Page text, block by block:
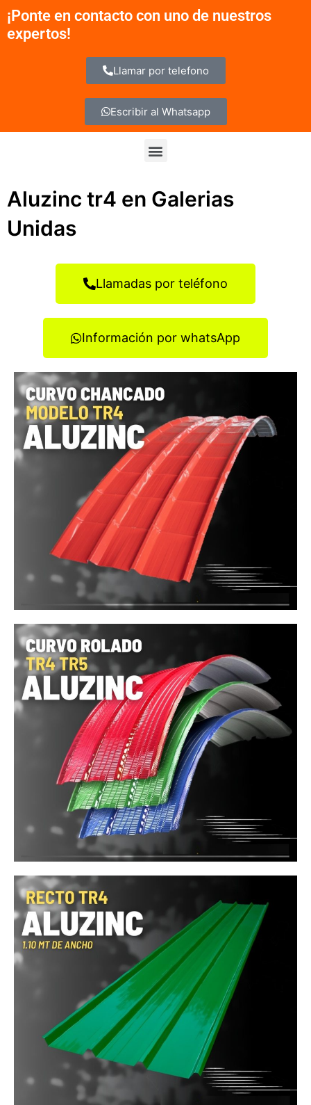
contenido
¡Ponte en contacto con uno de nuestros
expertos!
Llamar por telefono
Escribir al Whatsapp
Menu
Aluzinc tr4 en Galerias
Unidas
Llamadas por teléfono
Información por whatsApp